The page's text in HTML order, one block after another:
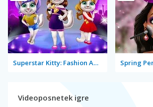
Superstar Kitty: Fashion Award Spring
Videoposnetek igre